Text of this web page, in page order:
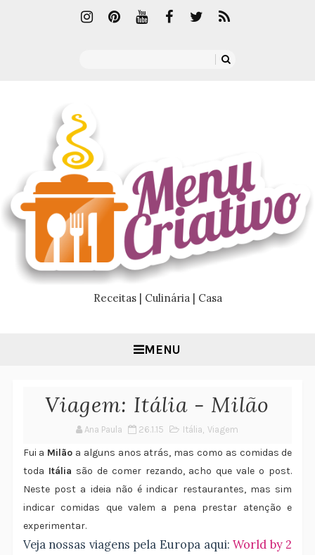
Receitas | Culinária | Casa
MENU
Viagem: Itália - Milão
Ana Paula 26.1.15 Itália, Viagem
Fui a Milão a alguns anos atrás, mas como as comidas de
toda Itália são de comer rezando, acho que vale o post.
Neste post a ideia não é indicar restaurantes, mas sim
indicar comidas que valem a pena prestar atenção e
experimentar.
Veja nossas viagens pela Europa aqui:World by 2